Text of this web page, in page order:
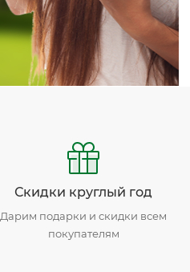
Скидки круглый год
Дарим подарки и скидки всем
покупателям